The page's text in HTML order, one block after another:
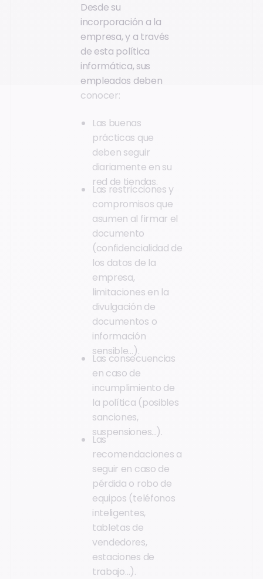
Desde su
incorporación a la
empresa, y a través
de esta política
informática, sus
empleados deben
conocer:
Las buenas
prácticas que
deben seguir
diariamente en su
red de tiendas.
Las restricciones y
compromisos que
asumen al firmar el
documento
(confidencialidad de
los datos de la
empresa,
limitaciones en la
divulgación de
documentos o
información
sensible…).
Las consecuencias
en caso de
incumplimiento de
la política (posibles
sanciones,
suspensiones...).
Las
recomendaciones a
seguir en caso de
pérdida o robo de
equipos (teléfonos
inteligentes,
tabletas de
vendedores,
estaciones de
trabajo…).